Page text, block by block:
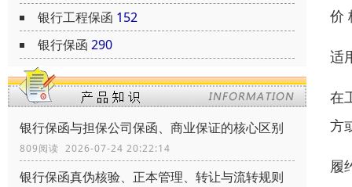
银行工程保函 152
银行保函 290
银行保函与担保公司保函、商业保证的核心区别
809阅读 2026-07-24 20:22:14
银行保函真伪核验、正本管理、转让与流转规则
价
适
在
方
履